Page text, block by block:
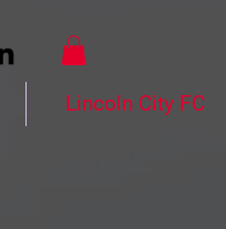
Lincoln City FC